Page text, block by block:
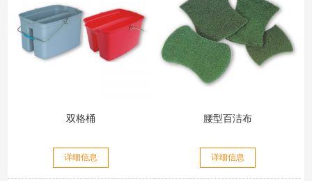
双格桶
详细信息
腰型百洁布
详细信息